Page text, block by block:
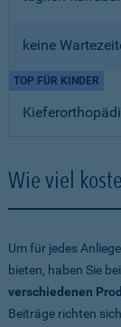
keine
TOP FÜR KINDER
Wie viel
Um für jedes
bieten, haben Sie
verschiedenen
Beiträge richten